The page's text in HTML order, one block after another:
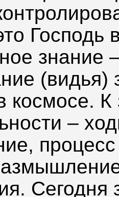
Господь
знание
(видья)
космосе.
–
Сегодня